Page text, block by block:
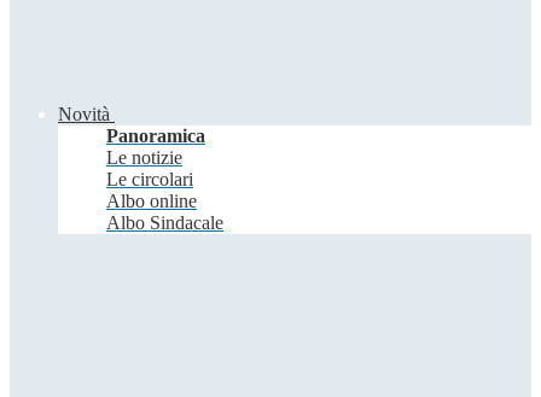
Novità
Panoramica
Le notizie
Le circolari
Albo online
Albo Sindacale